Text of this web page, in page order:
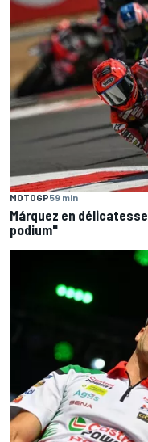
MOTOGP59 min
Márquez en
podium"